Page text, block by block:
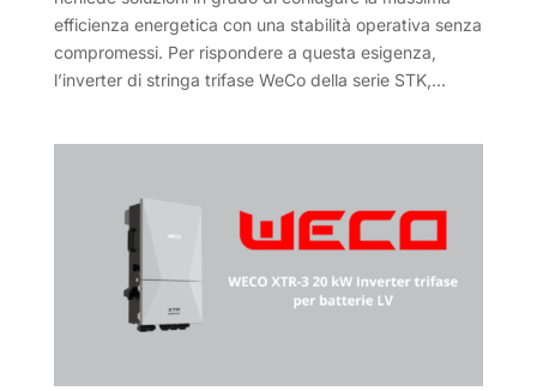
efficienza energetica con una stabilità operativa senza
compromessi. Per rispondere a questa esigenza,
l’inverter di stringa trifase WeCo della serie STK,...